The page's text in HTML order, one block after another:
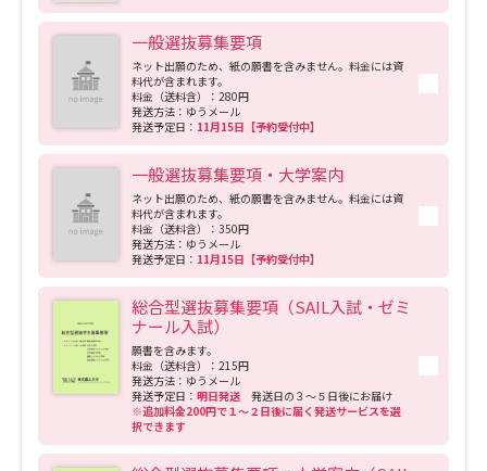
一般選抜募集要項
ネット出願のため、紙の願書を含みません。料金には資
料代が含まれます。
料金（送料含）：280円
発送方法：ゆうメール
発送予定日： 11月15日【予約受付中】
一般選抜募集要項・大学案内
ネット出願のため、紙の願書を含みません。料金には資
料代が含まれます。
料金（送料含）：350円
発送方法：ゆうメール
発送予定日： 11月15日【予約受付中】
総合型選抜募集要項（SAIL入試・ゼミ
ナール入試）
願書を含みます。
料金（送料含）：215円
発送方法：ゆうメール
発送予定日： 明日発送 発送日の３～５日後にお届け
※追加料金200円で１～２日後に届く発送サービスを選
択できます